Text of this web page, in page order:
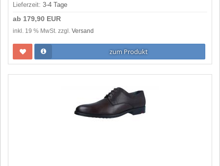
Lieferzeit: 3-4 Tage
ab 179,90 EUR
inkl. 19 % MwSt. zzgl. Versand
zum Produkt